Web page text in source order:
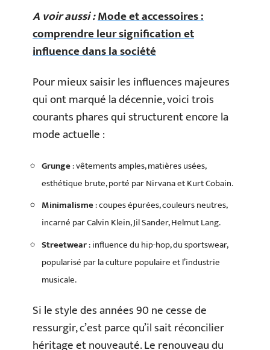
A voir aussi :Mode et accessoires :
comprendre leur signification et
influence dans la société
Pour mieux saisir les influences majeures
qui ont marqué la décennie, voici trois
courants phares qui structurent encore la
mode actuelle :
Grunge: vêtements amples, matières usées,
esthétique brute, porté par Nirvana et Kurt Cobain.
Minimalisme: coupes épurées, couleurs neutres,
incarné par Calvin Klein, Jil Sander, Helmut Lang.
Streetwear: influence du hip-hop, du sportswear,
popularisé par la culture populaire et l’industrie
musicale.
Si le style des années 90 ne cesse de
ressurgir, c’est parce qu’il sait réconcilier
héritage et nouveauté. Le renouveau du